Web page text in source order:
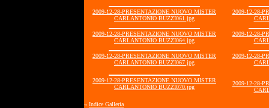
2009-12-28-PRESENTAZIONE NUOVO MISTER
CARLANTONIO BUZZI061.jpg
2009-12-28-
2009-12-28-PRESENTAZIONE NUOVO MISTER
CARLANTONIO BUZZI064.jpg
2009-12-28-
2009-12-28-PRESENTAZIONE NUOVO MISTER
CARLANTONIO BUZZI067.jpg
2009-12-28-
2009-12-28-PRESENTAZIONE NUOVO MISTER
CARLANTONIO BUZZI070.jpg
2009-12-28-
« Indice Galleria